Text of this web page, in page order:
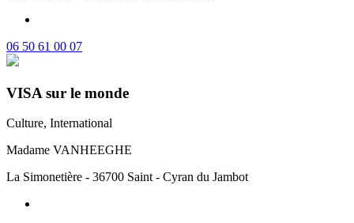
06 50 61 00 07
VISA sur le monde
Culture, International
Madame VANHEEGHE
La Simonetière - 36700 Saint - Cyran du Jambot